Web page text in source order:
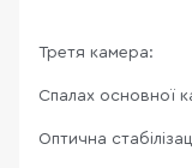
Третя камера:
Спалах основної
Оптична